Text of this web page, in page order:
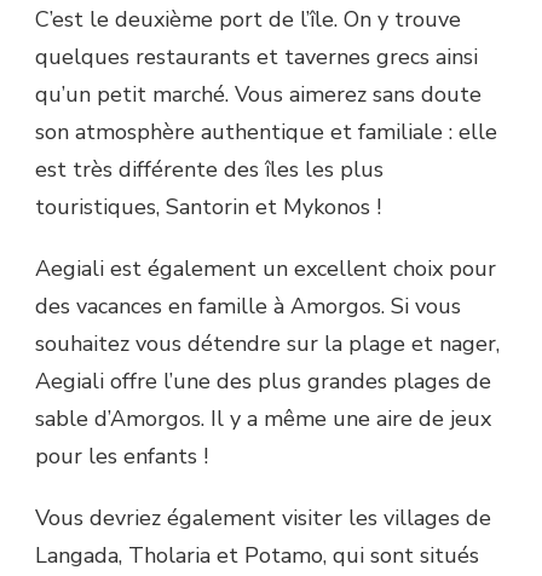
C’est le deuxième port de l’île. On y trouve
quelques restaurants et tavernes grecs ainsi
qu’un petit marché. Vous aimerez sans doute
son atmosphère authentique et familiale : elle
est très différente des îles les plus
touristiques, Santorin et Mykonos !
Aegiali est également un excellent choix pour
des vacances en famille à Amorgos. Si vous
souhaitez vous détendre sur la plage et nager,
Aegiali offre l’une des plus grandes plages de
sable d’Amorgos. Il y a même une aire de jeux
pour les enfants !
Vous devriez également visiter les villages de
Langada, Tholaria et Potamo, qui sont situés